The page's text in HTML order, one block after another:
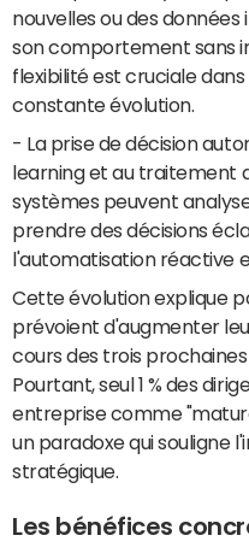
nouvelles ou des
son comportement sans
flexibilité est cruciale
constante évolution.
- La prise de décision
learning et au traitement
systèmes peuvent
prendre des décisions
l'automatisation réactive
Cette évolution explique
prévoient d'augmenter
cours des trois prochaines
Pourtant, seul 1 % des
entreprise comme
un paradoxe qui souligne
stratégique.
Les bénéfices